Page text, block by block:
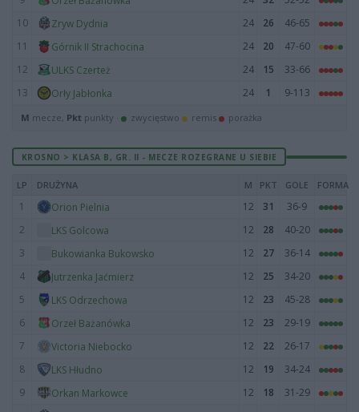
10
Zryw Dydnia 24 26
46-65
11
Górnik II Strachocina 24 20
47-60
12
ULKS Czerteż 24 15
33-66
13
Orły Jabłonka 24 1 9-113
M mecze, Pkt punkty · zwycięstwo remis porażka
KROSNO > KLASA B, GR. II - MECZE ROZEGRANE U SIEBIE
LP DRUŻYNA M PKT GOLE FORMA
1 Orion Pielnia 12 31
36-9
2
LKS Golcowa 12 28
40-20
3
Bukowianka Bukowsko 12 27
36-14
4
Jutrzenka Jaćmierz 12 25
34-20
5
LKS Odrzechowa 12 23
45-28
6
Orzeł Bażanówka 12 23
29-19
7
Victoria Niebocko 12 22
26-17
8
LKS Hłudno 12 19
34-24
9
Orkan Markowce 12 18
31-29